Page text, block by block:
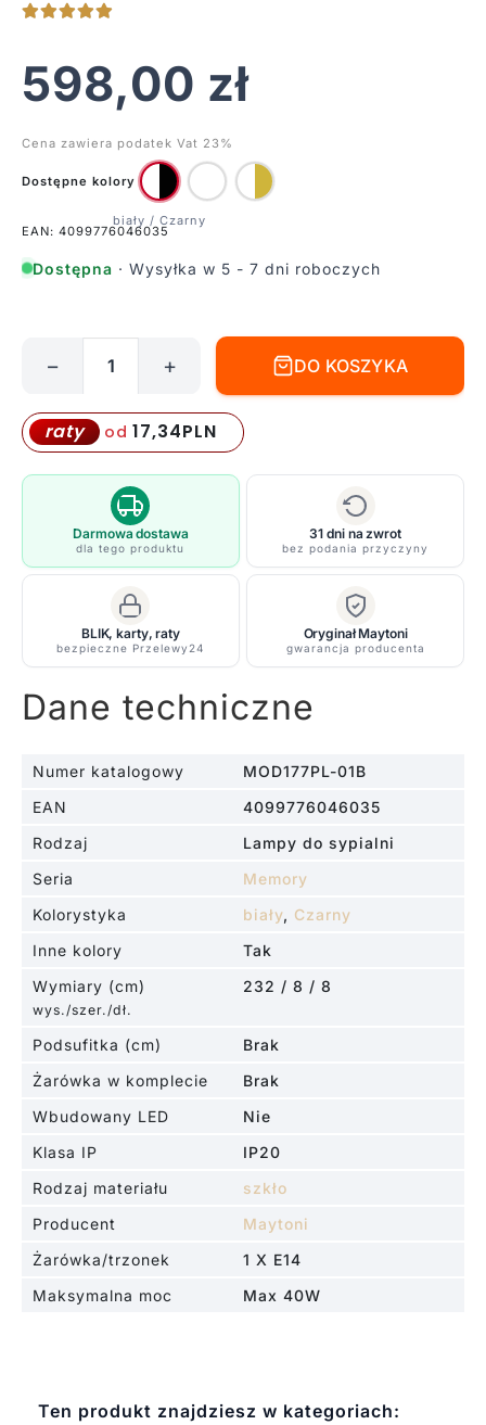
598,00 zł
Cena zawiera podatek Vat 23%
Dostępne kolory
EAN: 4099776046035
Dostępna · Wysyłka w 5 - 7 dni roboczych
lampa
wisząca
Memory
kloszem
skierowanym
ku
dołu
− + DO KOSZYKA
raty od 17,34PLN
Darmowa dostawa
dla tego produktu
31 dni na zwrot
bez podania przyczyny
BLIK, karty, raty
bezpieczne Przelewy24
Oryginał Maytoni
gwarancja producenta
Dane techniczne
Numer katalogowy
MOD177PL-01B
EAN
4099776046035
Rodzaj
Lampy do sypialni
Seria
Memory
Kolorystyka
biały, Czarny
Inne kolory
Tak
Wymiary (cm)
wys./szer./dł.
232 / 8 / 8
Podsufitka (cm)
Brak
Żarówka w komplecie
Brak
Wbudowany LED
Nie
Klasa IP
IP20
Rodzaj materiału
szkło
Producent
Maytoni
Żarówka/trzonek
1 X E14
Maksymalna moc
Max 40W
Ten produkt znajdziesz w kategoriach: